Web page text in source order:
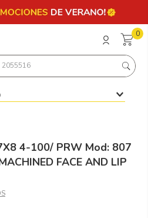
0
2055516
4-100/ PRW Mod: 807
FACE AND LIP
Términos más buscados
3.225